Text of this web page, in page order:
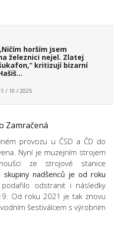
horším jsem
železnici nejel. Zlatej
kritizují bizarní
/ 10 / 2025
Zamračená
provozu u ČSD a ČD do
Nyní je muzejním strojem
ze strojové stanice
skupiny nadšenců je od roku
odstranit i následky
Od roku 2021 je tak znovu
šestiválcem s výrobním